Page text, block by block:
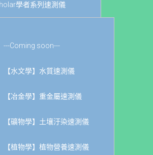
學者系列速測儀
---Coming soon---
【水文學】水質速測儀
【冶金學】重金屬速測儀
【礦物學】土壤汙染速測儀
【植物學】植物營養速測儀